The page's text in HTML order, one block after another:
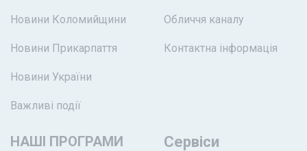
Новини Коломийщини
Новини Прикарпаття
Новини України
Важливі події
Обличчя каналу
Контактна інформація
НАШІ ПРОГРАМИ Сервіси